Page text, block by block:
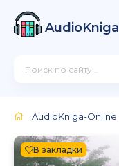
AudioKniga
AudioKniga-Online
В закладки